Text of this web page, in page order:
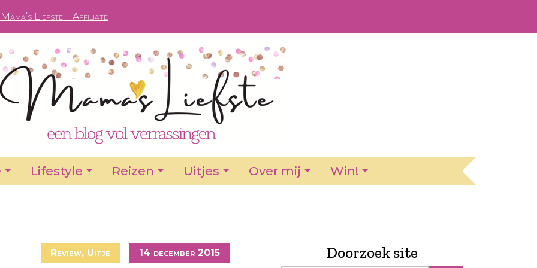
Liefste – Affiliate
Lifestyle Reizen Uitjes Over mij Win!
Review, Uitje 14 december 2015 Doorzoek site